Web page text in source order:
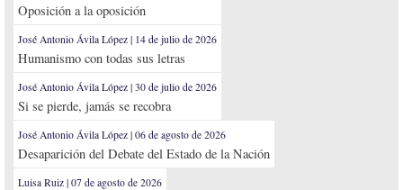
Oposición a la oposición
José Antonio Ávila López | 14 de julio de 2026
Humanismo con todas sus letras
José Antonio Ávila López | 30 de julio de 2026
Si se pierde, jamás se recobra
José Antonio Ávila López | 06 de agosto de 2026
Desaparición del Debate del Estado de la Nación
Luisa Ruiz | 07 de agosto de 2026